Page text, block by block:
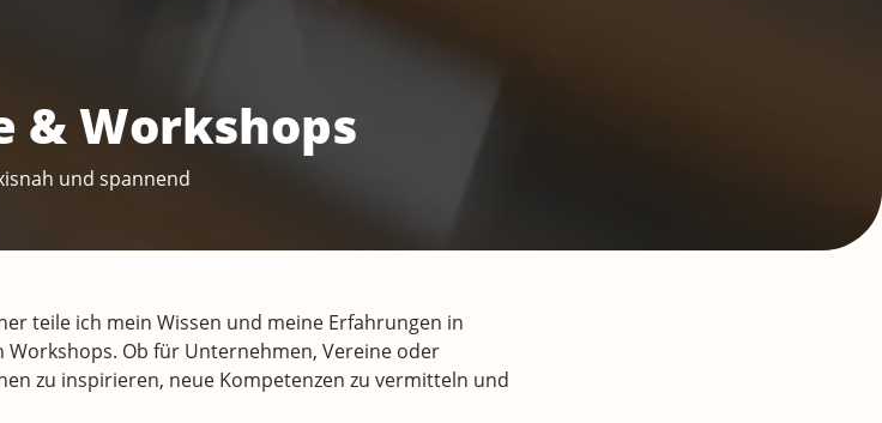
& Workshops
und spannend
teile ich mein Wissen und meine Erfahrungen in
Ob für Unternehmen, Vereine oder
zu inspirieren, neue Kompetenzen zu vermitteln und